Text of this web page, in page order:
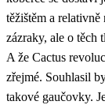
těžištěm a
zázraky, ale o těch
A že Cactus
zřejmé. Souhlasil
takové gaučovky.